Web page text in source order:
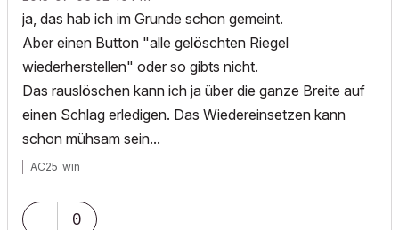
ja, das hab ich im Grunde schon gemeint.
Aber einen Button "alle gelöschten Riegel
wiederherstellen" oder so gibts nicht.
Das rauslöschen kann ich ja über die ganze Breite auf
einen Schlag erledigen. Das Wiedereinsetzen kann
schon mühsam sein...
AC25_win
0